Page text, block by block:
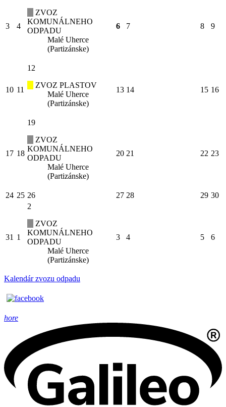
3 4
ZVOZ
KOMUNÁLNEHO
ODPADU
Malé Uherce
(Partizánske)
6 7 8 9
10 11
12
ZVOZ PLASTOV
Malé Uherce
(Partizánske)
13 14 15 16
17 18
19
ZVOZ
KOMUNÁLNEHO
ODPADU
Malé Uherce
(Partizánske)
20 21 22 23
24 25 26 27 28 29 30
31 1
2
ZVOZ
KOMUNÁLNEHO
ODPADU
Malé Uherce
(Partizánske)
3 4 5 6
Kalendár zvozu odpadu
hore